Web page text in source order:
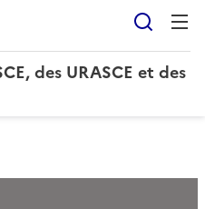
des URASCE et des